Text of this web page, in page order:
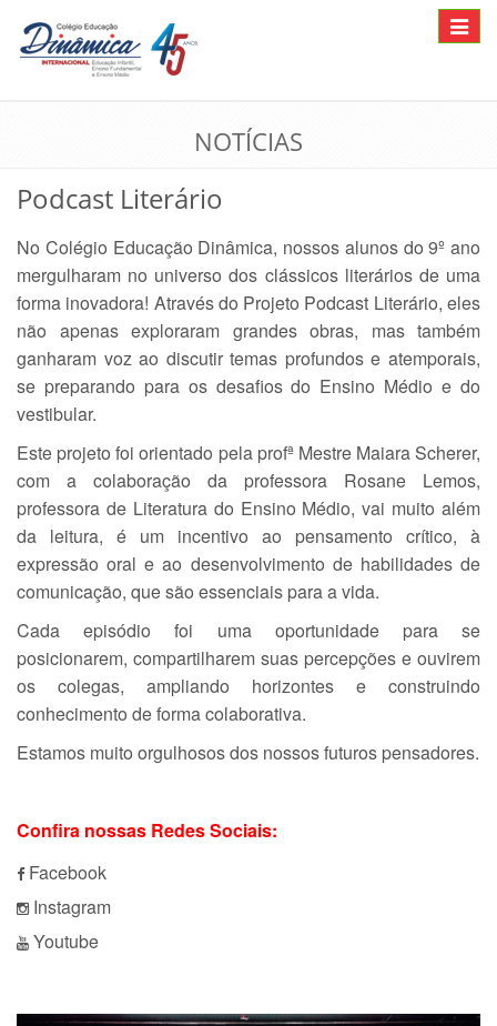
Toggle
NOTÍCIAS
Podcast Literário
No Colégio Educação Dinâmica, nossos alunos do 9º ano
mergulharam no universo dos clássicos literários de uma
forma inovadora! Através do Projeto Podcast Literário, eles
não apenas exploraram grandes obras, mas também
ganharam voz ao discutir temas profundos e atemporais,
se preparando para os desafios do Ensino Médio e do
vestibular.
Este projeto foi orientado pela profª Mestre Maiara Scherer,
com a colaboração da professora Rosane Lemos,
professora de Literatura do Ensino Médio, vai muito além
da leitura, é um incentivo ao pensamento crítico, à
expressão oral e ao desenvolvimento de habilidades de
comunicação, que são essenciais para a vida.
Cada episódio foi uma oportunidade para se
posicionarem, compartilharem suas percepções e ouvirem
os colegas, ampliando horizontes e construindo
conhecimento de forma colaborativa.
Estamos muito orgulhosos dos nossos futuros pensadores.
Confira nossas Redes Sociais:
Facebook
Instagram
Youtube